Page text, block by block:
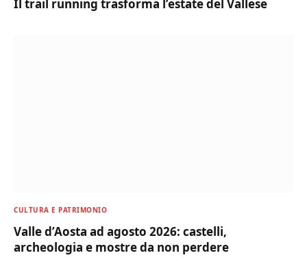
Il trail running trasforma l’estate del Vallese
CULTURA E PATRIMONIO
Valle d’Aosta ad agosto 2026: castelli,
archeologia e mostre da non perdere